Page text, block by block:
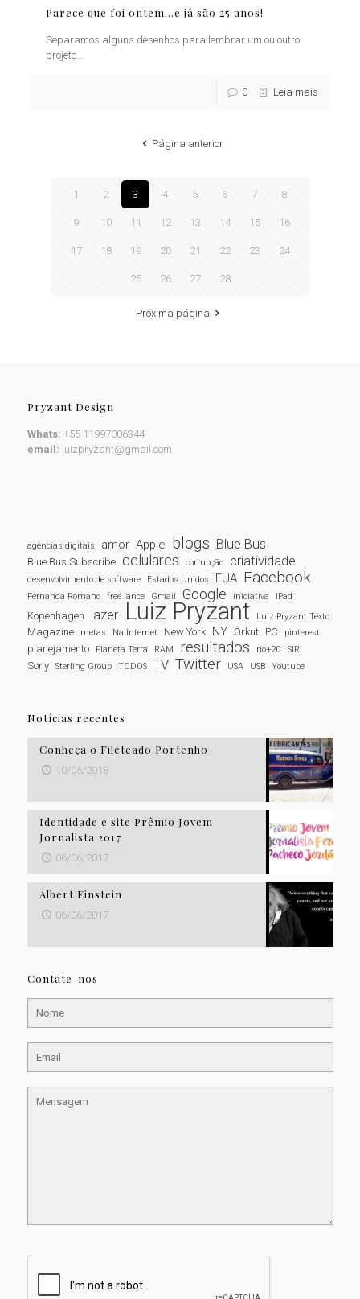
Parece que foi ontem…e já são 25 anos!
Separamos alguns desenhos para lembrar um ou outro
projeto…
0 Leia mais
Página anterior
1 2 3 4 5 6 7 8
9 10 11 12 13 14 15 16
17 18 19 20 21 22 23 24
25 26 27 28
Próxima página
Pryzant Design
Whats: +55 11997006344
email: luizpryzant@gmail.com
agências digitais amor Apple blogs Blue Bus
Blue Bus Subscribe celulares corrupção criatividade
desenvolvimento de software Estados Unidos EUA Facebook
Fernanda Romano free lance Gmail Google iniciativa IPad
Kopenhagen lazer Luiz Pryzant Luiz Pryzant Texto
Magazine metas Na Internet New York NY Orkut PC pinterest
planejamento Planeta Terra RAM resultados rio+20 SIRI
Sony Sterling Group TODOS TV Twitter USA USB Youtube
Notícias recentes
Conheça o Fileteado Portenho
10/05/2018
Identidade e site Prêmio Jovem
Jornalista 2017
06/06/2017
Albert Einstein
06/06/2017
Contate-nos